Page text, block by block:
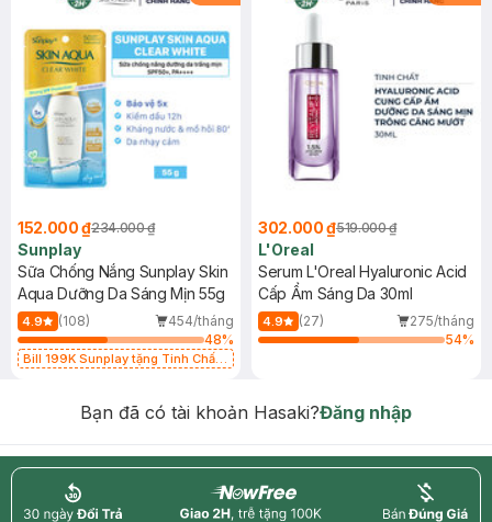
152.000 ₫234.000 ₫
Sunplay
Sữa Chống Nắng Sunplay Skin
Aqua Dưỡng Da Sáng Mịn 55g
4.9 (108)
454/tháng
48%
Bill 199K Sunplay tặng Tinh Chất
302.000 ₫519.000 ₫
L'Oreal
Serum L'Oreal Hyaluronic Acid
Cấp Ẩm Sáng Da 30ml
4.9 (27)
275/tháng
54%
Bạn đã có tài khoản Hasaki?Đăng nhập